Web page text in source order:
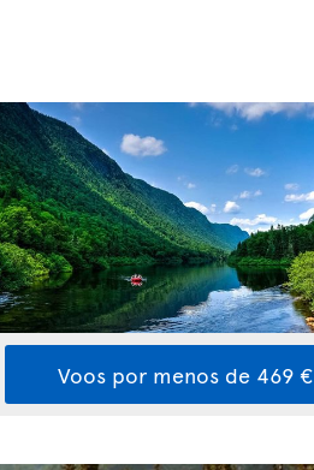
Voos por menos de 469 €